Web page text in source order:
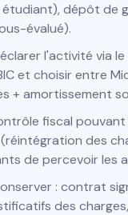
dépôt de
évalué).
l'activité via
et choisir entre
+ amortissement
fiscal
des
de percevoir les
: contrat
des